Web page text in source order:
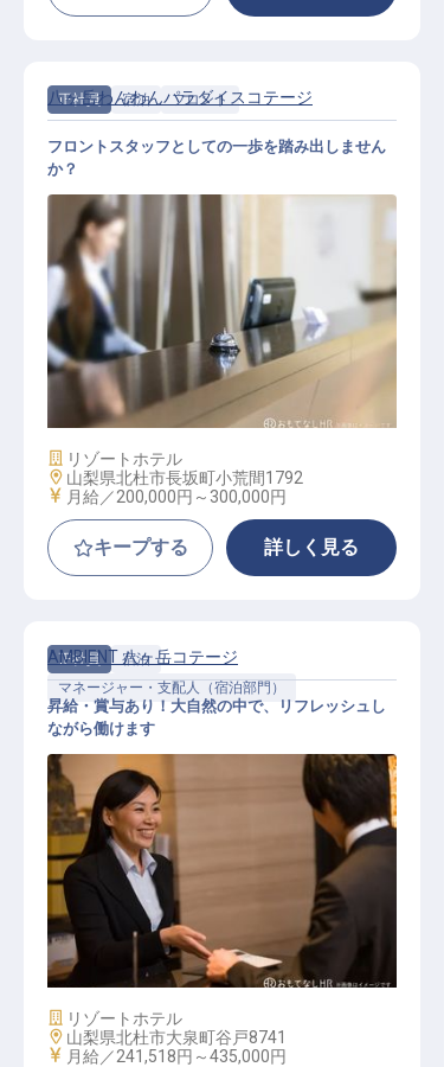
正社員 宿泊 フロント
フロント
八ヶ岳わんわんパラダイスコテージ
フロントスタッフとしての一歩を踏み出しません
か？
施設業態
リゾートホテル
勤務地
山梨県北杜市長坂町小荒間1792
給与
月給／200,000円～ 300,000円
キープする 詳しく見る
正社員
宿泊
マネージャー・支配人（宿泊部門）
フロントマネージャー候補
AMBIENT 八ヶ岳コテージ
昇給・賞与あり！大自然の中で、リフレッシュし
ながら働けます
施設業態
リゾートホテル
勤務地
山梨県北杜市大泉町谷戸8741
給与
月給／241,518円～435,000円